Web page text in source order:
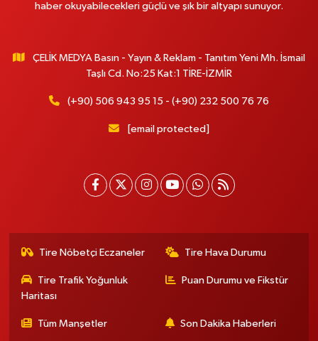
haber okuyabilecekleri güçlü ve şık bir altyapı sunuyor.
ÇELİK MEDYA Basın - Yayın & Reklam - Tanıtım Yeni Mh. İsmail
Taşlı Cd. No:25 Kat:1 TİRE-İZMİR
(+90) 506 943 95 15 - (+90) 232 500 76 76
[email protected]
Tire Nöbetçi Eczaneler Tire Hava Durumu
Tire Trafik Yoğunluk
Haritası
Puan Durumu ve Fikstür
Tüm Manşetler Son Dakika Haberleri